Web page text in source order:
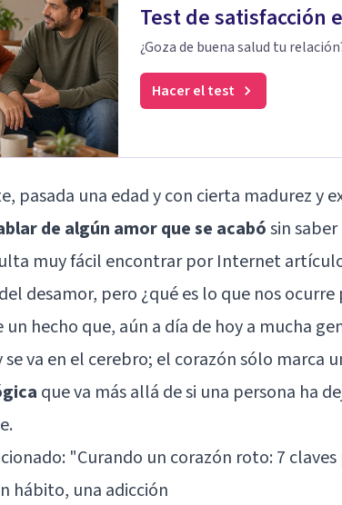
Test de satisfacción
¿Goza de buena salud tu
Hacer el test
pasada una edad y con cierta madurez y
de algún amor que se acabósin
muy fácil encontrar por Internet
desamor, pero ¿qué es lo que nos
un hecho que, aún a día de hoy a mucha
se va en el cerebro; el corazón sólo marca
que va más allá de si una persona ha
"Curando un corazón roto: 7
hábito, una adicción